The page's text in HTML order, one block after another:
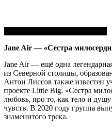
Jane Air —«Сестра
Jane Air — ещё одна
из Северной столицы,
Антон Лиссов также известен
проекте Little Big. «Сестра
любовь, про то, как тело и душу
чувств. В 2020 году группа
знаменитого трека.